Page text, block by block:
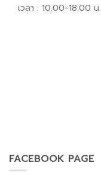
เวลา : 10.00-18.00 น.
FACEBOOK PAGE